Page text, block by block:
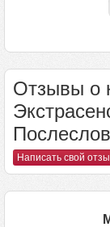
Отзывы о
Написать свой